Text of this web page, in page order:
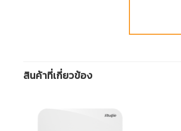
สินค้าที่เกี่ยวข้อง